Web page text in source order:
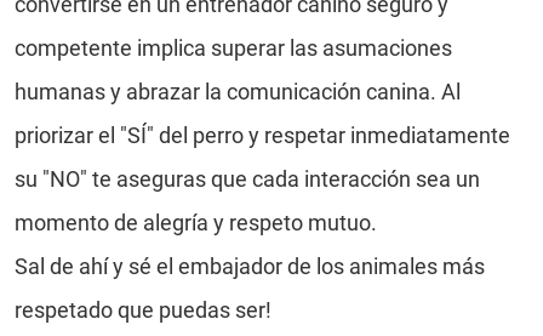
competente implica superar las asumaciones
humanas y abrazar la comunicación canina. Al
priorizar el "SÍ" del perro y respetar inmediatamente
su "NO" te aseguras que cada interacción sea un
momento de alegría y respeto mutuo.
Sal de ahí y sé el embajador de los animales más
respetado que puedas ser!